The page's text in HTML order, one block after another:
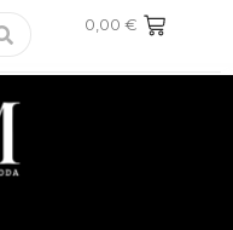
0,00 €